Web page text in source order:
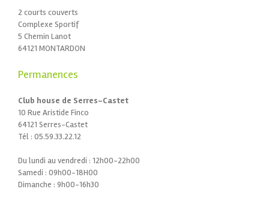
2 courts couverts
Complexe Sportif
5 Chemin Lanot
64121 MONTARDON
Permanences
Club house de Serres-Castet
10 Rue Aristide Finco
64121 Serres-Castet
Tél : 05.59.33.22.12
Du lundi au vendredi : 12h00-22h00
Samedi : 09h00-18H00
Dimanche : 9h00-16h30